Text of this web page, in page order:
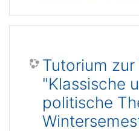
Tutorium zur
"Klassische
politische